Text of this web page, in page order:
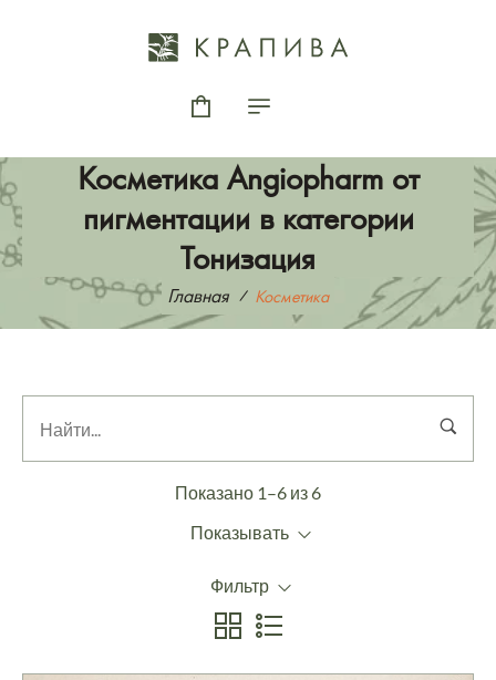
Косметика Angiopharm от
пигментации в категории
Тонизация
Главная Косметика
Показано 1–6 из 6
Показывать
Фильтр